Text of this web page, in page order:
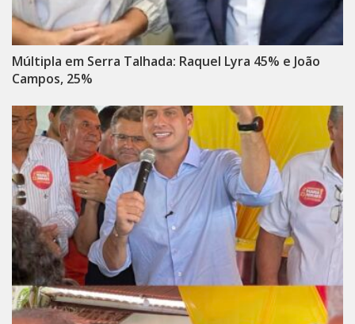
Múltipla em Serra Talhada: Raquel Lyra 45% e João
Campos, 25%